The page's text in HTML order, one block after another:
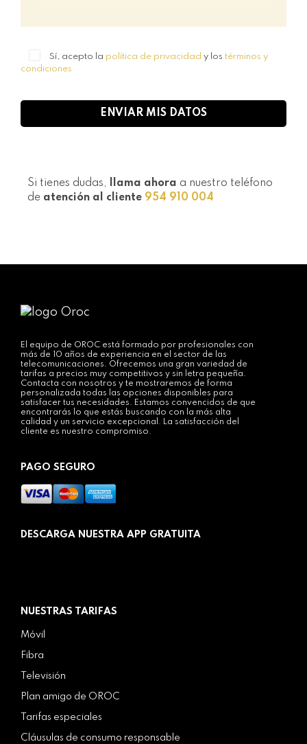
Sí, acepto la política de privacidad y los términos y
condiciones
Si tienes dudas, llama ahora a nuestro teléfono
de atención al cliente 954 910 004
El equipo de OROC está formado por profesionales con
más de 10 años de experiencia en el sector de las
telecomunicaciones. Ofrecemos una gran variedad de
tarifas a precios muy competitivos y sin letra pequeña.
Contacta con nosotros y te mostraremos de forma
personalizada todas las opciones disponibles para
satisfacer tus necesidades. Estamos convencidos de que
encontrarás lo que estás buscando con la más alta
calidad y un servicio excepcional. La satisfacción del
cliente es nuestro compromiso.
PAGO SEGURO
DESCARGA NUESTRA APP GRATUITA
NUESTRAS TARIFAS
Móvil
Fibra
Televisión
Plan amigo de OROC
Tarifas especiales
Cláusulas de consumo responsable